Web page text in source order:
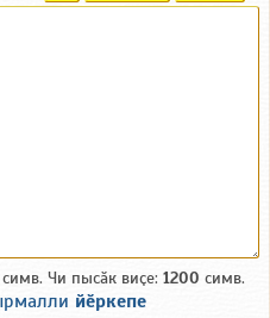
симв. Чи пысӑк виҫе: 1200 симв.
йӗркепе